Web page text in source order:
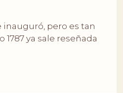
inauguró, pero es tan
ya sale reseñada